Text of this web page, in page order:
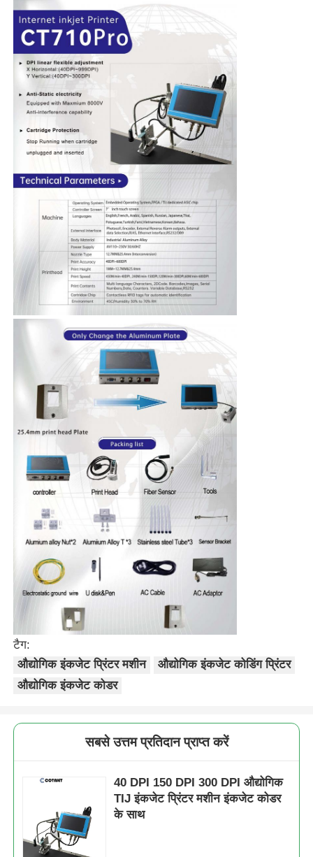
टैग:
औद्योगिक इंकजेट प्रिंटर मशीन
औद्योगिक इंकजेट कोडिंग प्रिंटर
औद्योगिक इंकजेट कोडर
सबसे उत्तम प्रतिदान प्राप्त करें
40 DPI 150 DPI 300 DPI औद्योगिक
TIJ इंकजेट प्रिंटर मशीन इंकजेट कोडर
के साथ